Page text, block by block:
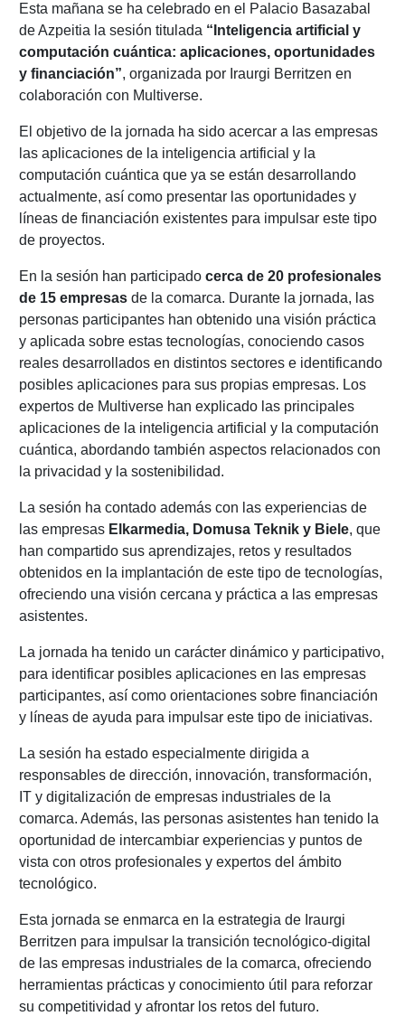
Esta mañana se ha celebrado en el Palacio Basazabal
de Azpeitia la sesión titulada “Inteligencia artificial y
computación cuántica: aplicaciones, oportunidades
y financiación”, organizada por Iraurgi Berritzen en
colaboración con Multiverse.
El objetivo de la jornada ha sido acercar a las empresas
las aplicaciones de la inteligencia artificial y la
computación cuántica que ya se están desarrollando
actualmente, así como presentar las oportunidades y
líneas de financiación existentes para impulsar este tipo
de proyectos.
En la sesión han participadocerca de 20 profesionales
de 15 empresasde la comarca. Durante la jornada, las
personas participantes han obtenido una visión práctica
y aplicada sobre estas tecnologías, conociendo casos
reales desarrollados en distintos sectores e identificando
posibles aplicaciones para sus propias empresas. Los
expertos de Multiverse han explicado las principales
aplicaciones de la inteligencia artificial y la computación
cuántica, abordando también aspectos relacionados con
la privacidad y la sostenibilidad.
La sesión ha contado además con las experiencias de
las empresas Elkarmedia, Domusa Teknik y Biele, que
han compartido sus aprendizajes, retos y resultados
obtenidos en la implantación de este tipo de tecnologías,
ofreciendo una visión cercana y práctica a las empresas
asistentes.
La jornada ha tenido un carácter dinámico y participativo,
para identificar posibles aplicaciones en las empresas
participantes, así como orientaciones sobre financiación
y líneas de ayuda para impulsar este tipo de iniciativas.
La sesión ha estado especialmente dirigida a
responsables de dirección, innovación, transformación,
IT y digitalización de empresas industriales de la
comarca. Además, las personas asistentes han tenido la
oportunidad de intercambiar experiencias y puntos de
vista con otros profesionales y expertos del ámbito
tecnológico.
Esta jornada se enmarca en la estrategia de Iraurgi
Berritzen para impulsar la transición tecnológico-digital
de las empresas industriales de la comarca, ofreciendo
herramientas prácticas y conocimiento útil para reforzar
su competitividad y afrontar los retos del futuro.